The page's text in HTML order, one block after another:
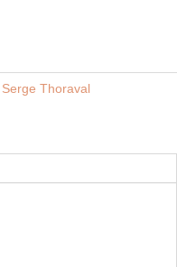
Serge Thoraval